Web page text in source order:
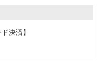
決済】